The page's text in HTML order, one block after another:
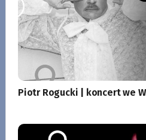
Piotr Rogucki | koncert we